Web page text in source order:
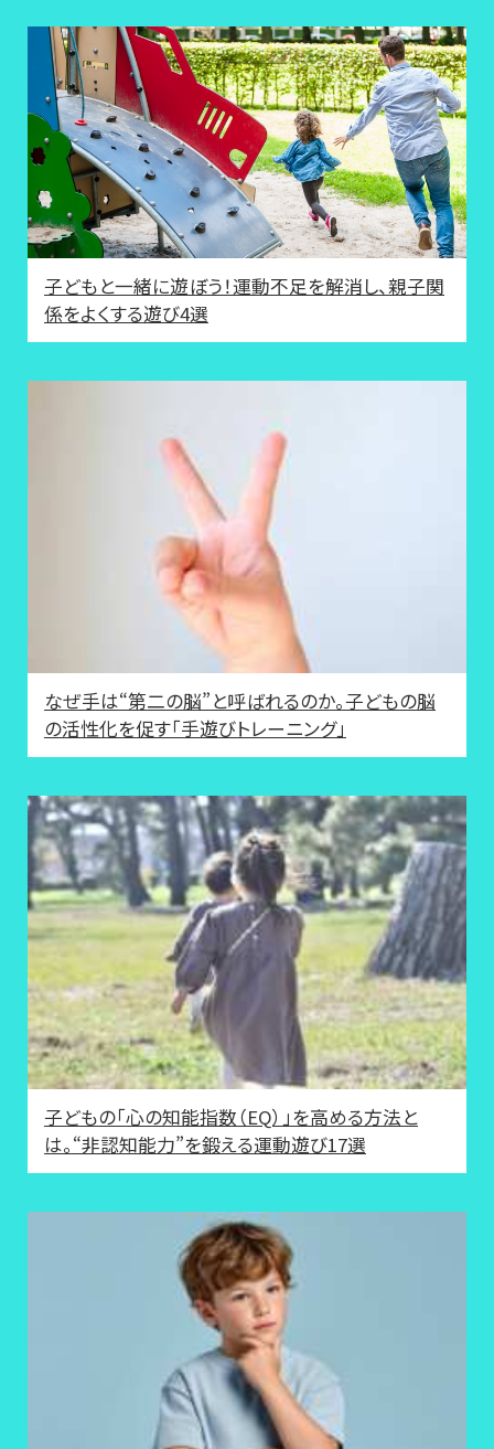
子どもと一緒に遊ぼう！運動不足を解消し、親子関
係をよくする遊び4選
なぜ手は“第二の脳”と呼ばれるのか。子どもの脳
の活性化を促す「手遊びトレーニング」
子どもの「心の知能指数（EQ）」を高める方法と
は。“非認知能力”を鍛える運動遊び17選